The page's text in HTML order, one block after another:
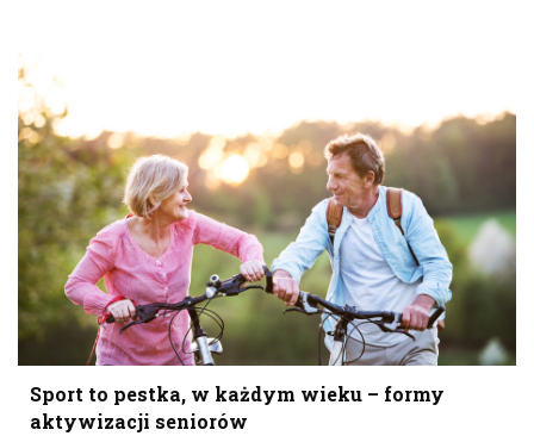
Sport to pestka, w każdym wieku – formy
aktywizacji seniorów